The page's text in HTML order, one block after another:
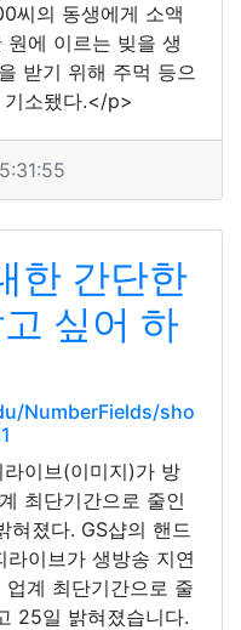
씨의 동생에게 소액
에 이르는 빚을 생
받기 위해 주먹 등으
기소됐다.</p>
한 간단한
싶어 하
NumberFields/sho
라이브(이미지)가 방
최단기간으로 줄인
혀졌다. GS샵의 핸드
라이브가 생방송 지연
계 최단기간으로 줄
25일 밝혀졌습니다.